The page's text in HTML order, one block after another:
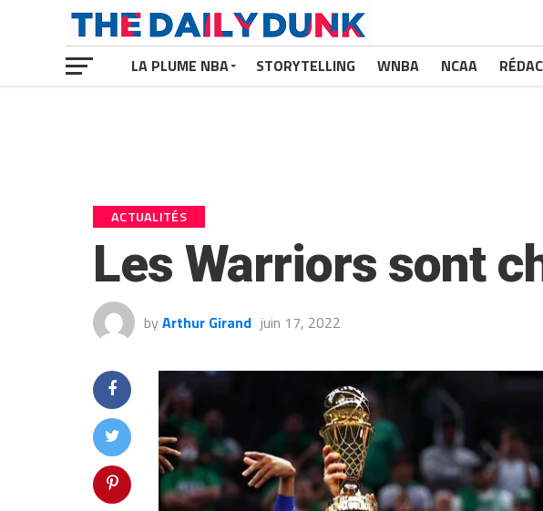
LA PLUME NBA STORYTELLING WNBA NCAA
ACTUALITÉS
Les Warriors sont
by Arthur Girand juin 17, 2022